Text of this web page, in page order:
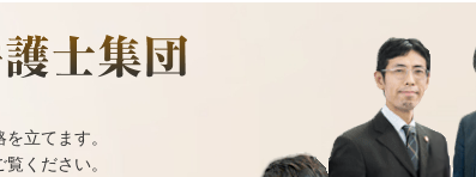
立てます。
ください。